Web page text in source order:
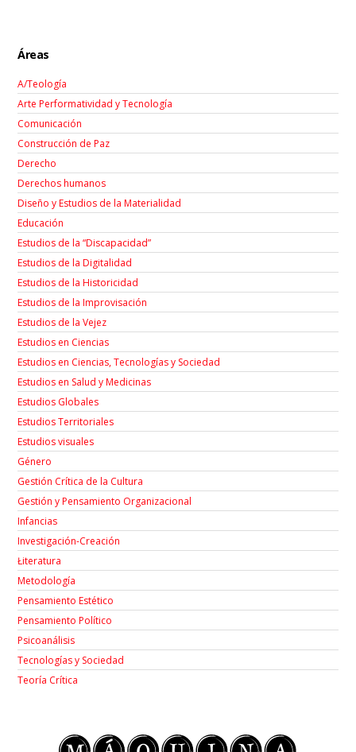
Áreas
A/Teología
Arte Performatividad y Tecnología
Comunicación
Construcción de Paz
Derecho
Derechos humanos
Diseño y Estudios de la Materialidad
Educación
Estudios de la “Discapacidad”
Estudios de la Digitalidad
Estudios de la Historicidad
Estudios de la Improvisación
Estudios de la Vejez
Estudios en Ciencias
Estudios en Ciencias, Tecnologías y Sociedad
Estudios en Salud y Medicinas
Estudios Globales
Estudios Territoriales
Estudios visuales
Género
Gestión Crítica de la Cultura
Gestión y Pensamiento Organizacional
Infancias
Investigación-Creación
Łiteratura
Metodología
Pensamiento Estético
Pensamiento Político
Psicoanálisis
Tecnologías y Sociedad
Teoría Crítica